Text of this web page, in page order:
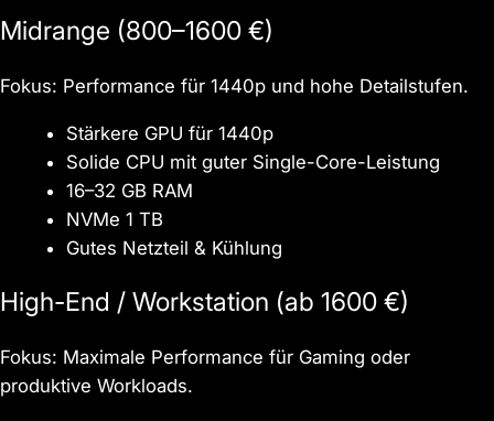
Midrange (800–1600 €)
Fokus: Performance für 1440p und hohe Detailstufen.
Stärkere GPU für 1440p
Solide CPU mit guter Single-Core-Leistung
16–32 GB RAM
NVMe 1 TB
Gutes Netzteil & Kühlung
High-End / Workstation (ab 1600 €)
Fokus: Maximale Performance für Gaming oder
produktive Workloads.